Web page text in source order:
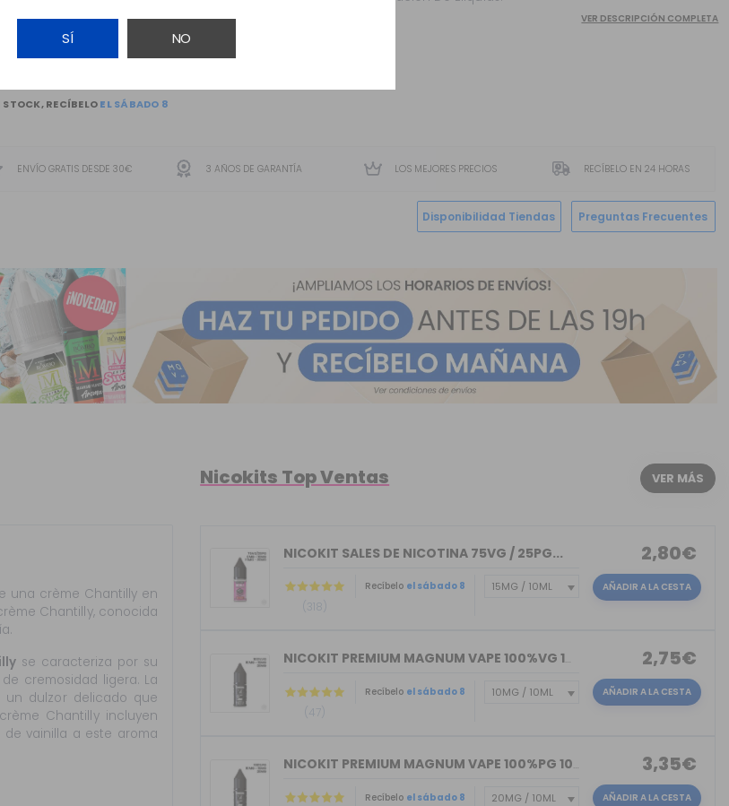
SÍ NO
STOCK, RECÍBELOELSÁBADO 8
VER DESCRIPCIÓN COMPLETA
ENVÍO GRATIS DESDE 30€ 3 AÑOS DE GARANTÍA LOS MEJORES PRECIOS RECÍBELO EN 24 HORAS
Disponibilidad Tiendas Preguntas Frecuentes
una crème Chantilly en
Chantilly, conocida
se caracteriza por su
cremosidad ligera. La
un dulzor delicado que
Chantilly incluyen
vainilla a este aroma
Nicokits Top Ventas VER MÁS
NICOKIT SALES DE NICOTINA 75VG / 25PG...
(318)
Recíbelo el sábado 8
2,80€
AÑADIR A LA CESTA
NICOKIT PREMIUM MAGNUM VAPE 100%VG 10ML
(47)
Recíbelo el sábado 8
2,75€
AÑADIR A LA CESTA
NICOKIT PREMIUM MAGNUM VAPE 100%PG 10ML
Recíbelo el sábado 8
3,35€
AÑADIR A LA CESTA